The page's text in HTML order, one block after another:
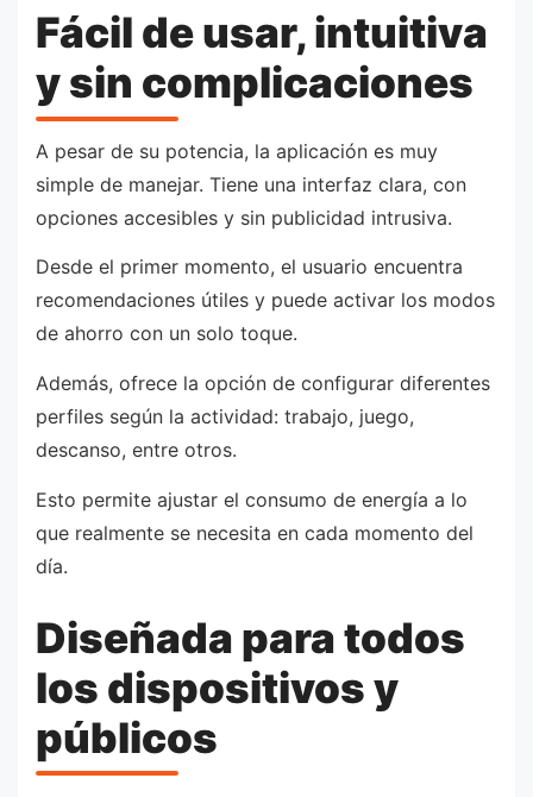
Fácil de usar, intuitiva
y sin complicaciones
A pesar de su potencia, la aplicación es muy
simple de manejar. Tiene una interfaz clara, con
opciones accesibles y sin publicidad intrusiva.
Desde el primer momento, el usuario encuentra
recomendaciones útiles y puede activar los modos
de ahorro con un solo toque.
Además, ofrece la opción de configurar diferentes
perfiles según la actividad: trabajo, juego,
descanso, entre otros.
Esto permite ajustar el consumo de energía a lo
que realmente se necesita en cada momento del
día.
Diseñada para todos
los dispositivos y
públicos